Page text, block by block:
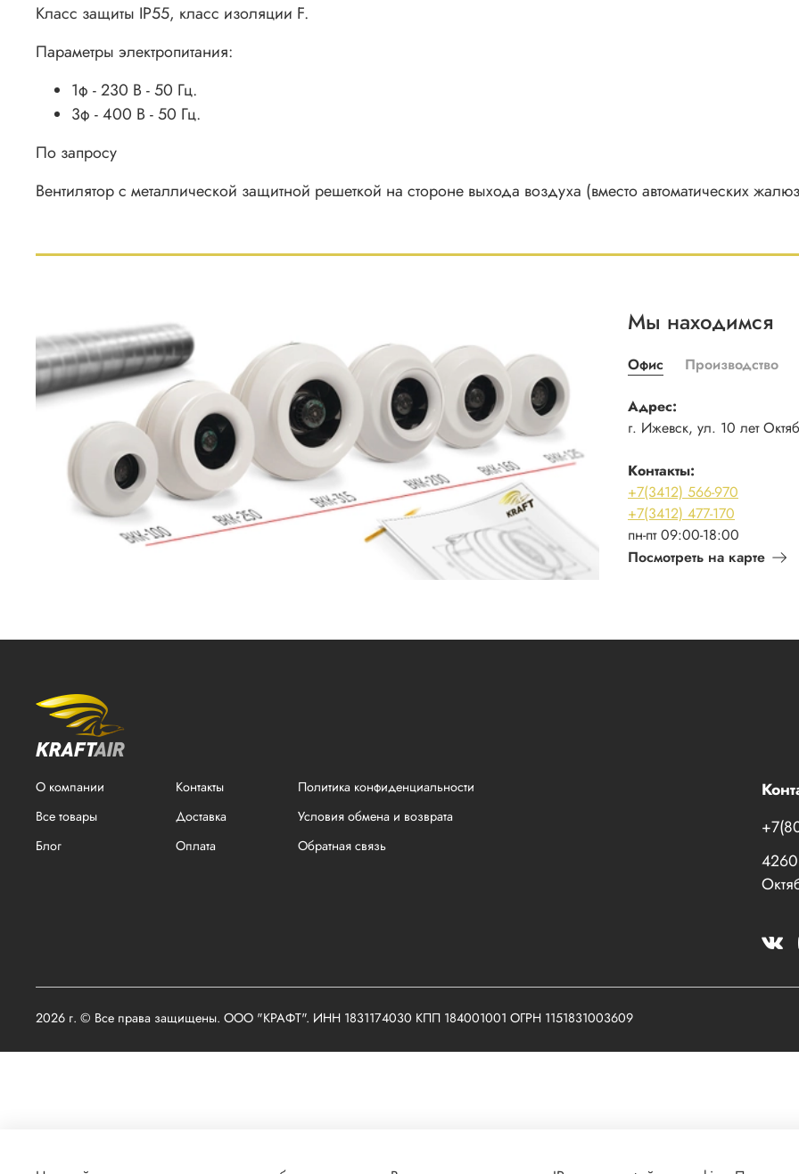
Класс защиты IP55, класс изоляции F.
Параметры электропитания:
1ф - 230 В - 50 Гц.
3ф - 400 В - 50 Гц.
По запросу
Вентилятор с металлической защитной решеткой на стороне выхода воздуха (вместо автоматических
Мы находимся
Офис Производство
Адрес:
г. Ижевск, ул. 10 лет
Контакты:
+7(3412) 566-970
+7(3412) 477-170
пн-пт 09:00-18:00
Посмотреть на карте
О компании
Все товары
Блог
Контакты
Доставка
Оплата
Политика конфиденциальности
Условия обмена и возврата
Обратная связь
2026 г. © Все права защищены. ООО "КРАФТ". ИНН 1831174030 КПП 184001001 ОГРН 1151831003609